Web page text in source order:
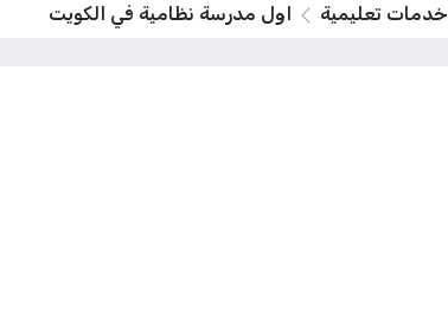
خدمات تعليمية اول مدرسة نظامية في الكويت